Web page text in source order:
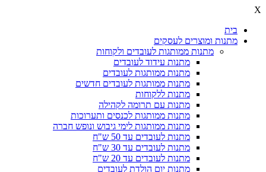
X
בית
מתנות ומוצרים לעסקים
מתנות ממותגות לעובדים ולקוחות
מתנות עידוד לעובדים
מתנות ממותגות לעובדים
מתנות ממותגות לעובדים חדשים
מתנות ללקוחות
מתנות עם תרומה לקהילה
מתנות ממותגות לכנסים ותערוכות
מתנות ממותגות לימי גיבוש ונופש חברה
מתנות לעובדים עד 50 ש"ח
מתנות לעובדים עד 30 ש"ח
מתנות לעובדים עד 20 ש"ח
מתנות יום הולדת לעובדים